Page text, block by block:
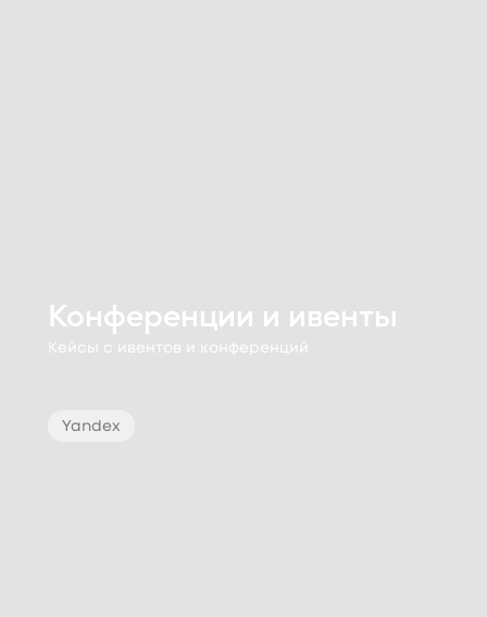
Конференции и ивенты
Кейсы с ивентов и конференций
Yandex